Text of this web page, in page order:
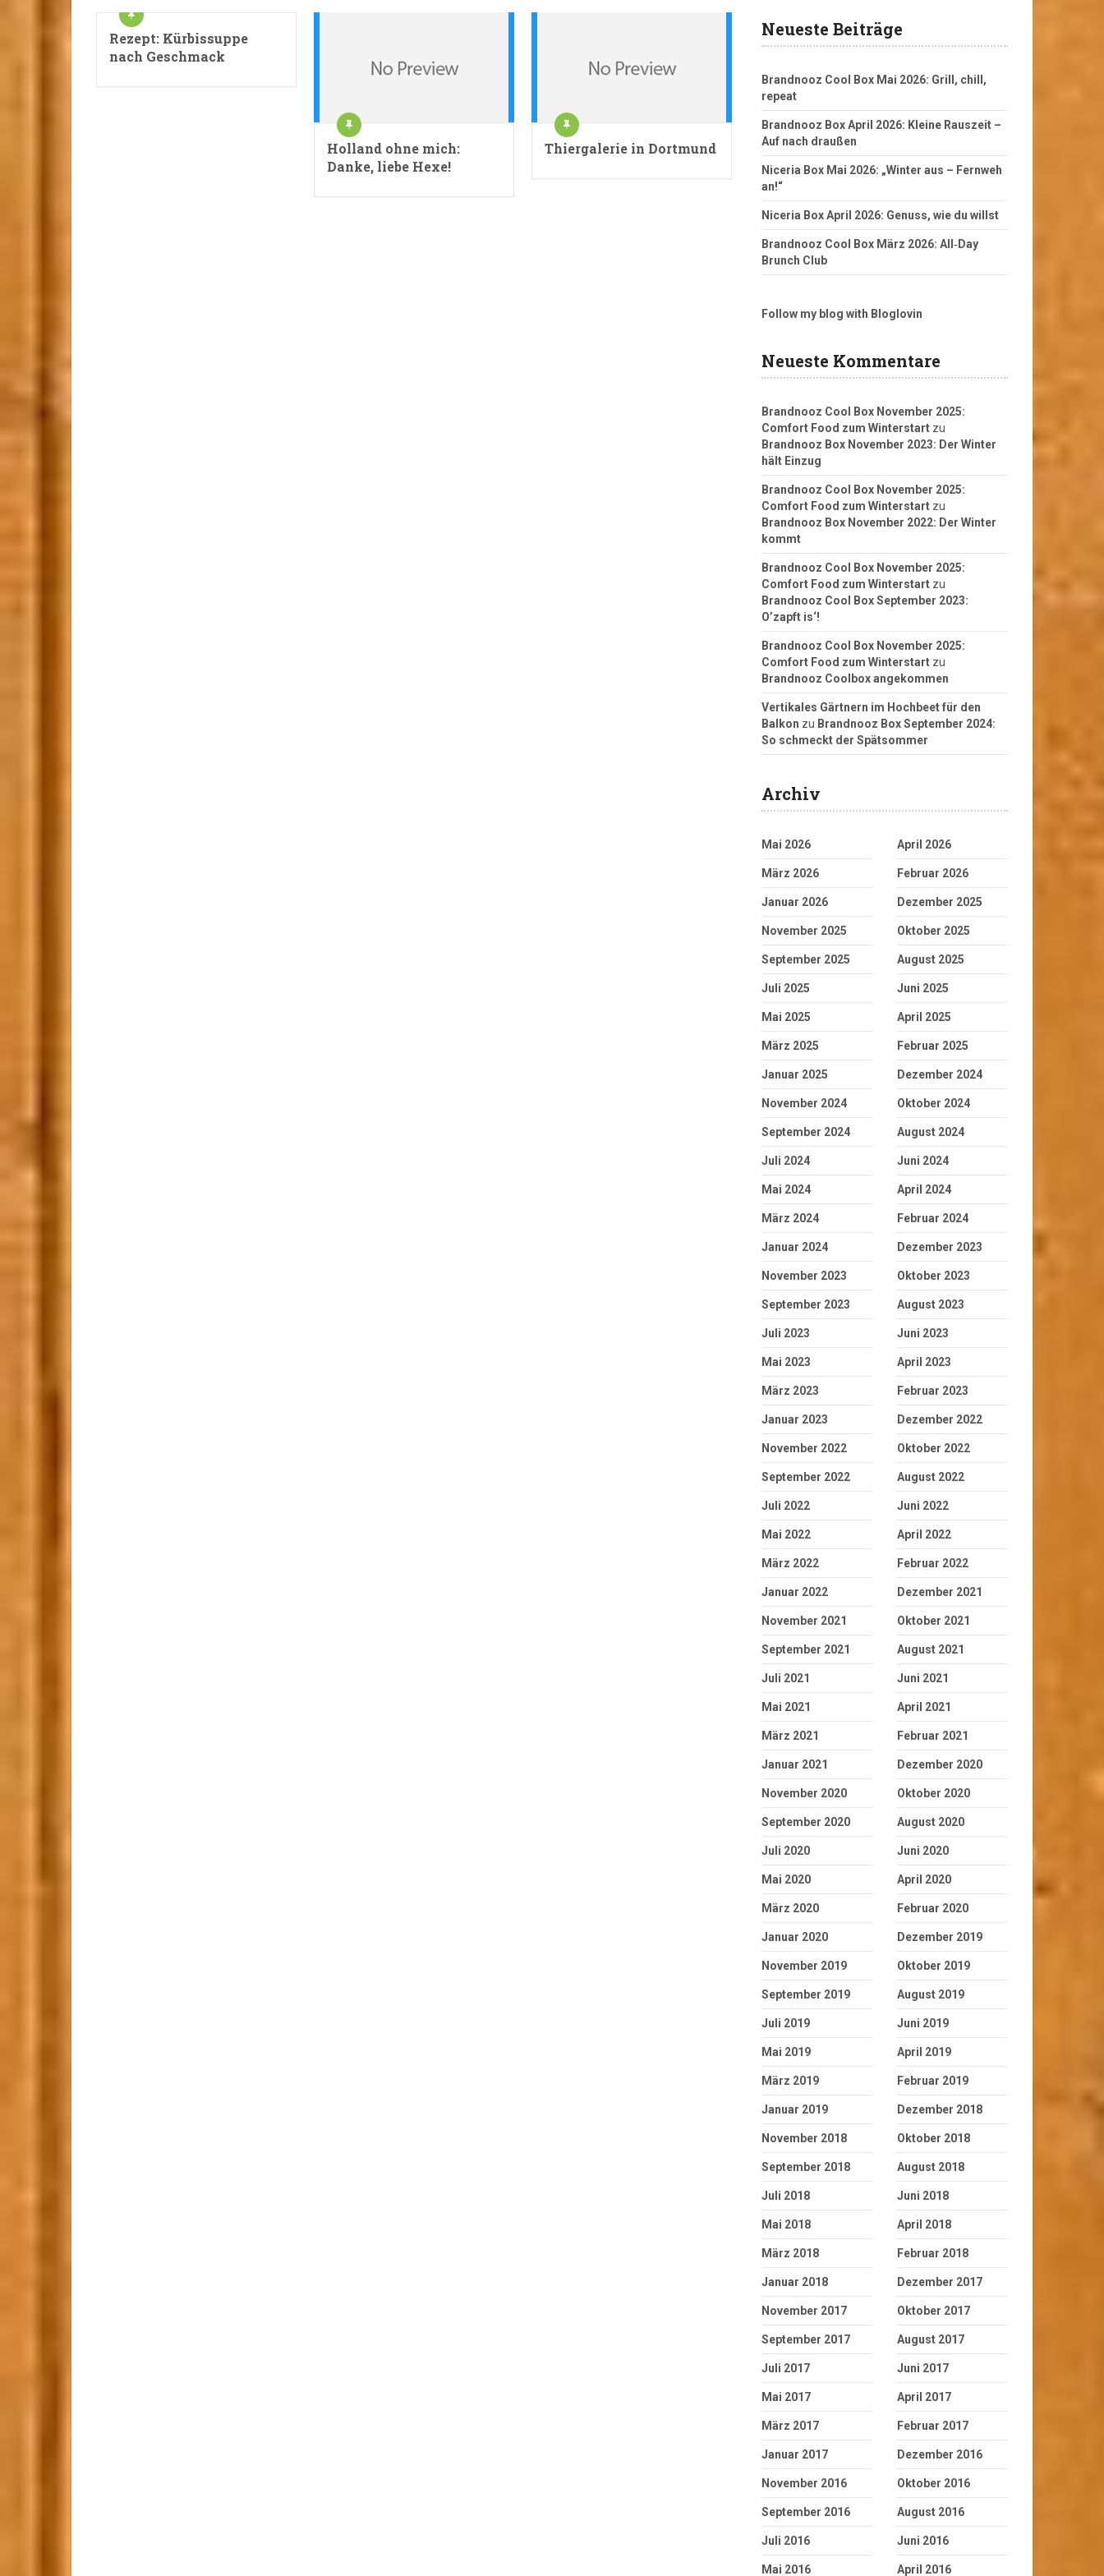
Rezept: Kürbissuppe
nach Geschmack
Holland ohne mich:
Danke, liebe Hexe!
Thiergalerie in Dortmund
Neueste Beiträge
Brandnooz Cool Box Mai 2026: Grill, chill,
repeat
Brandnooz Box April 2026: Kleine Rauszeit –
Auf nach draußen
Niceria Box Mai 2026: „Winter aus – Fernweh
an!“
Niceria Box April 2026: Genuss, wie du willst
Brandnooz Cool Box März 2026: All‑Day
Brunch Club
Follow my blog with Bloglovin
Neueste Kommentare
Brandnooz Cool Box November 2025:
Comfort Food zum Winterstart zu
Brandnooz Box November 2023: Der Winter
hält Einzug
Brandnooz Cool Box November 2025:
Comfort Food zum Winterstart zu
Brandnooz Box November 2022: Der Winter
kommt
Brandnooz Cool Box November 2025:
Comfort Food zum Winterstart zu
Brandnooz Cool Box September 2023:
O’zapft is‘!
Brandnooz Cool Box November 2025:
Comfort Food zum Winterstart zu
Brandnooz Coolbox angekommen
Vertikales Gärtnern im Hochbeet für den
Balkon zu Brandnooz Box September 2024:
So schmeckt der Spätsommer
Archiv
Mai 2026 April 2026
März 2026 Februar 2026
Januar 2026 Dezember 2025
November 2025 Oktober 2025
September 2025 August 2025
Juli 2025 Juni 2025
Mai 2025 April 2025
März 2025 Februar 2025
Januar 2025 Dezember 2024
November 2024 Oktober 2024
September 2024 August 2024
Juli 2024 Juni 2024
Mai 2024 April 2024
März 2024 Februar 2024
Januar 2024 Dezember 2023
November 2023 Oktober 2023
September 2023 August 2023
Juli 2023 Juni 2023
Mai 2023 April 2023
März 2023 Februar 2023
Januar 2023 Dezember 2022
November 2022 Oktober 2022
September 2022 August 2022
Juli 2022 Juni 2022
Mai 2022 April 2022
März 2022 Februar 2022
Januar 2022 Dezember 2021
November 2021 Oktober 2021
September 2021 August 2021
Juli 2021 Juni 2021
Mai 2021 April 2021
März 2021 Februar 2021
Januar 2021 Dezember 2020
November 2020 Oktober 2020
September 2020 August 2020
Juli 2020 Juni 2020
Mai 2020 April 2020
März 2020 Februar 2020
Januar 2020 Dezember 2019
November 2019 Oktober 2019
September 2019 August 2019
Juli 2019 Juni 2019
Mai 2019 April 2019
März 2019 Februar 2019
Januar 2019 Dezember 2018
November 2018 Oktober 2018
September 2018 August 2018
Juli 2018 Juni 2018
Mai 2018 April 2018
März 2018 Februar 2018
Januar 2018 Dezember 2017
November 2017 Oktober 2017
September 2017 August 2017
Juli 2017 Juni 2017
Mai 2017 April 2017
März 2017 Februar 2017
Januar 2017 Dezember 2016
November 2016 Oktober 2016
September 2016 August 2016
Juli 2016 Juni 2016
Mai 2016 April 2016